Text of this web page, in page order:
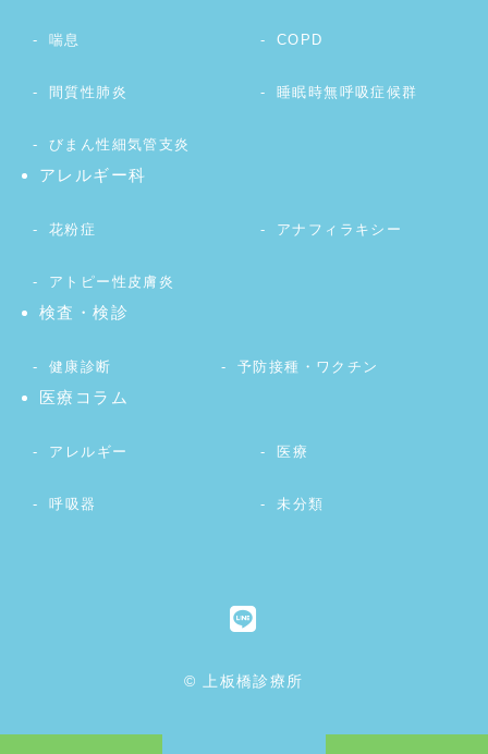
喘息 COPD
間質性肺炎 睡眠時無呼吸症候群
びまん性細気管支炎
アレルギー科
花粉症 アナフィラキシー
アトピー性皮膚炎
検査・検診
健康診断 予防接種・ワクチン
医療コラム
アレルギー 医療
呼吸器 未分類
© 上板橋診療所